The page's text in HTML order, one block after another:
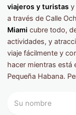
viajeros y turistas y
a través de Calle
Miami cubre todo,
actividades, y
viaje fácilmente y
hacer mientras está
Pequeña Habana.